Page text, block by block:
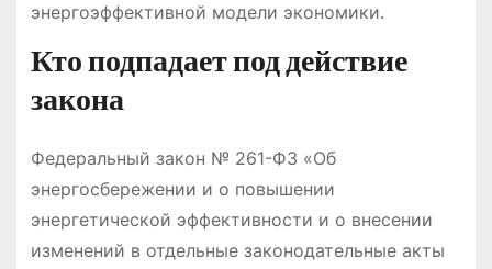
энергоэффективной модели экономики․
Кто подпадает под действие
закона
Федеральный закон № 261-ФЗ «Об
энергосбережении и о повышении
энергетической эффективности и о внесении
изменений в отдельные законодательные акты